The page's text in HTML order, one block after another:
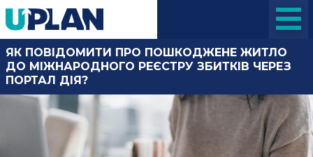
ЯК ПОВІДОМИТИ ПРО ПОШКОДЖЕНЕ ЖИТЛО
ДО МІЖНАРОДНОГО РЕЄСТРУ ЗБИТКІВ ЧЕРЕЗ
ПОРТАЛ ДІЯ?